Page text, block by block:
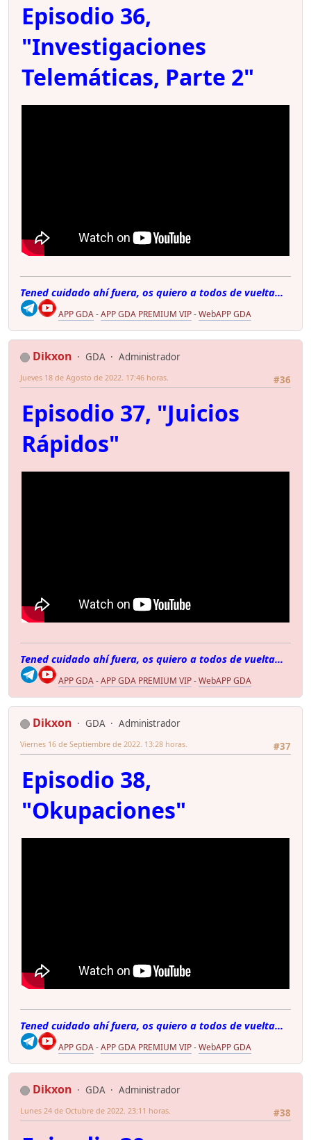
Episodio 36,
"Investigaciones
Telemáticas, Parte 2"
Tened cuidado ahí fuera, os quiero a todos de vuelta...
APP GDA-APP GDA PREMIUM VIP-WebAPP GDA
Dikxon GDA
Administrador
#36
Jueves 18 de Agosto de 2022. 17:46 horas.
Episodio 37, "Juicios
Rápidos"
Tened cuidado ahí fuera, os quiero a todos de vuelta...
APP GDA-APP GDA PREMIUM VIP-WebAPP GDA
Dikxon GDA
Administrador
#37
Viernes 16 de Septiembre de 2022. 13:28 horas.
Episodio 38,
"Okupaciones"
Tened cuidado ahí fuera, os quiero a todos de vuelta...
APP GDA-APP GDA PREMIUM VIP-WebAPP GDA
Dikxon GDA
Administrador
#38
Lunes 24 de Octubre de 2022. 23:11 horas.